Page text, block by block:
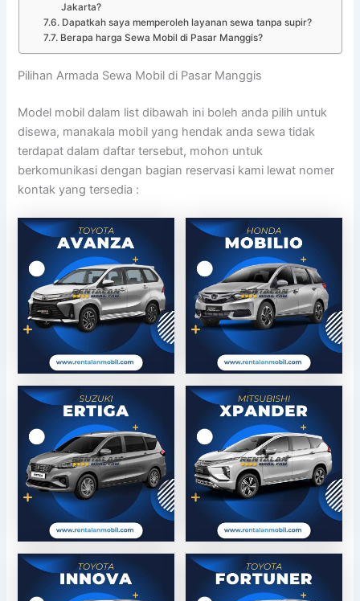
Jakarta?
Dapatkah saya memperoleh layanan sewa tanpa supir?
Berapa harga Sewa Mobil di Pasar Manggis?
Pilihan Armada Sewa Mobil di Pasar Manggis
Model mobil dalam list dibawah ini boleh anda pilih untuk
disewa, manakala mobil yang hendak anda sewa tidak
terdapat dalam daftar tersebut, mohon untuk
berkomunikasi dengan bagian reservasi kami lewat nomer
kontak yang tersedia :